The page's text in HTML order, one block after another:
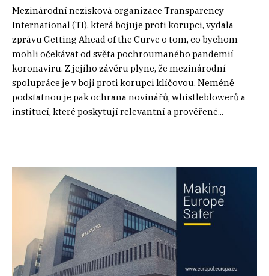
Mezinárodní nezisková organizace Transparency
International (TI), která bojuje proti korupci, vydala
zprávu Getting Ahead of the Curve o tom, co bychom
mohli očekávat od světa pochroumaného pandemií
koronaviru. Z jejího závěru plyne, že mezinárodní
spolupráce je v boji proti korupci klíčovou. Neméně
podstatnou je pak ochrana novinářů, whistleblowerů a
institucí, které poskytují relevantní a prověřené...